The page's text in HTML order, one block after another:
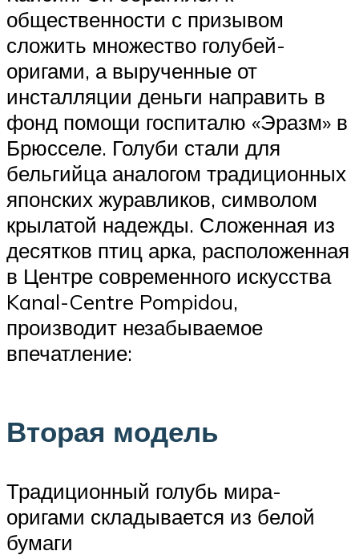
общественности с призывом
сложить множество голубей-
оригами, а вырученные от
инсталляции деньги направить в
фонд помощи госпиталю «Эразм» в
Брюсселе. Голуби стали для
бельгийца аналогом традиционных
японских журавликов, символом
крылатой надежды. Сложенная из
десятков птиц арка, расположенная
в Центре современного искусства
Kanal-Centre Pompidou,
производит незабываемое
впечатление:
Вторая модель
Традиционный голубь мира-
оригами складывается из белой
бумаги